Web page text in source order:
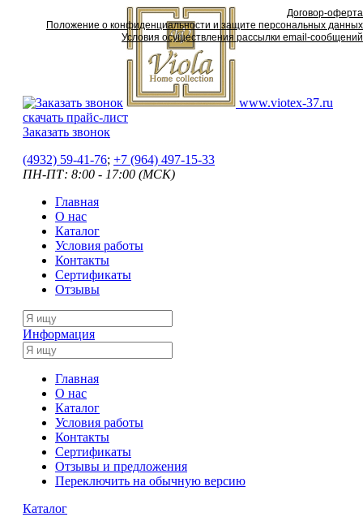
www.viotex-37.ru
скачать прайс-лист
Заказать звонок
(4932) 59-41-76; +7 (964) 497-15-33
ПН-ПТ: 8:00 - 17:00 (МСК)
Главная
О нас
Каталог
Условия работы
Контакты
Сертификаты
Отзывы
Информация
Главная
О нас
Каталог
Условия работы
Контакты
Сертификаты
Отзывы и предложения
Переключить на обычную версию
Каталог
Договор-оферта
Положение о конфиденциальности и защите персональных данных
Условия осуществления рассылки email-сообщений